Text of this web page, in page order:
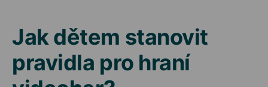
Jak dětem stanovit
pravidla pro hraní